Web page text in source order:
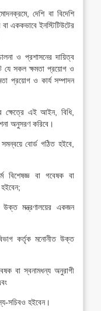
দেশি বা বিদেশি
বা এককভাবে ইনস্টিটিউটের
ও প্রশাসনের দায়িত্ব
যে সকল ক্ষমতা প্রয়োগ ও
প্রয়োগ ও কার্য সম্পাদন
ক্ষেত্রে এই আইন, বিধি,
অনুসরণ করিবে।
বোর্ড গঠিত হইবে,
বিশেষজ্ঞ বা গবেষক বা
মন্ত্রণালয়ের একজন
কর্তৃক মনোনীত উক্ত
বা স্বনামধন্য অনুরাগী
সচিবও হইবেন।